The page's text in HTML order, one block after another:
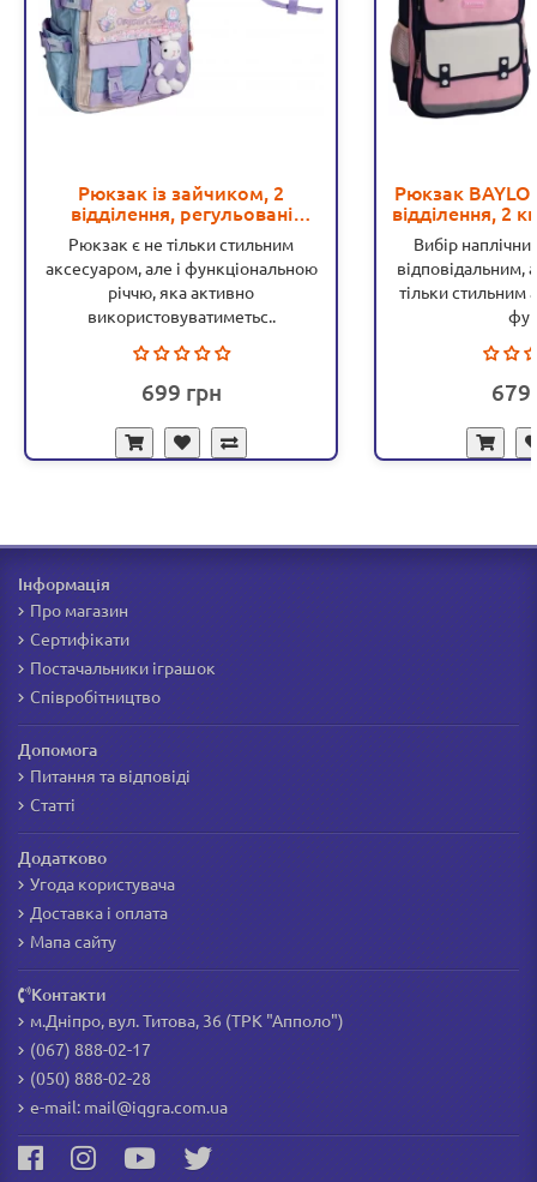
Рюкзак із зайчиком, 2
відділення, регульовані
елементи (C 65503)
Рюкзак є не тільки стильним
аксесуаром, але і функціональною
річчю, яка активно
використовуватиметьс..
699
Рюкзак
відділення, 2
Вибір
відповідальним,
тільки стильним
679
Інформація
Про магазин
Сертифікати
Постачальники іграшок
Співробітництво
Допомога
Питання та відповіді
Статті
Додатково
Угода користувача
Доставка і оплата
Мапа сайту
Контакти
м.Дніпро, вул. Титова, 36 (ТРК "Апполо")
(067) 888-02-17
(050) 888-02-28
e-mail:mail@iqgra.com.ua